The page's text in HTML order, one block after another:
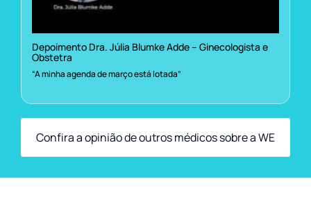
Depoimento Dra. Júlia Blumke Adde – Ginecologista e
Obstetra
“A minha agenda de março está lotada”
Confira a opinião de outros médicos sobre a WE